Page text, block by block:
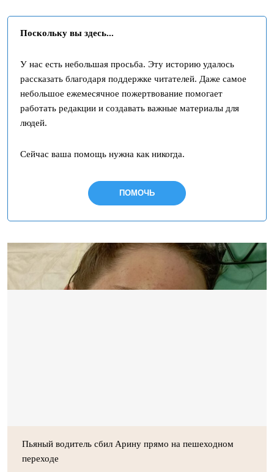
Поскольку вы здесь...
У нас есть небольшая просьба. Эту историю удалось
рассказать благодаря поддержке читателей. Даже самое
небольшое ежемесячное пожертвование помогает
работать редакции и создавать важные материалы для
людей.
Сейчас ваша помощь нужна как никогда.
ПОМОЧЬ
Пьяный водитель сбил Арину прямо на пешеходном
переходе